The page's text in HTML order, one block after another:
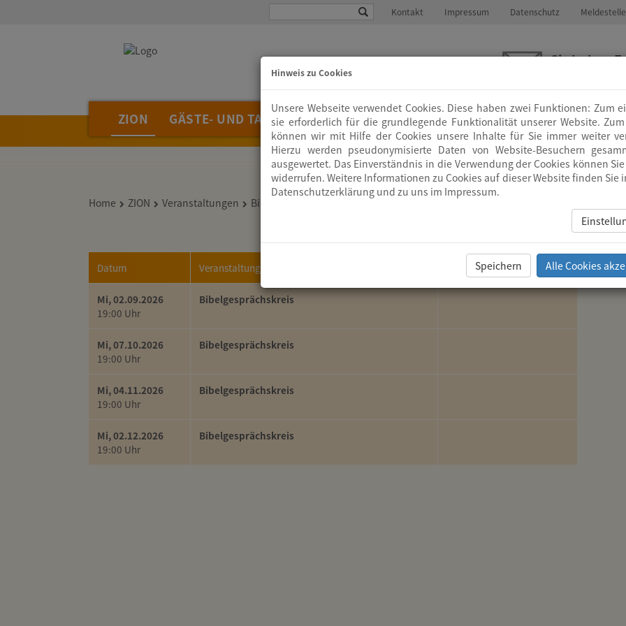
Kontakt Impressum Datenschutz
Sie haben
ZION GÄSTE- UND TAGUNGSHAUS GEMEINDEARBEIT ALTENHILFE
Home ZION Veranstaltungen Bibelgesprächskreis
Datum Veranstaltung Leiter(in) / Referent(in)
Mi, 02.09.2026
19:00 Uhr
Bibelgesprächskreis
Mi, 07.10.2026
19:00 Uhr
Bibelgesprächskreis
Mi, 04.11.2026
19:00 Uhr
Bibelgesprächskreis
Mi, 02.12.2026
19:00 Uhr
Bibelgesprächskreis
Hinweis zu Cookies
Unsere Webseite verwendet Cookies. Diese haben zwei Funktionen: Zum
sie erforderlich für die grundlegende Funktionalität unserer Website.
können wir mit Hilfe der Cookies unsere Inhalte für Sie immer weiter
Hierzu werden pseudonymisierte Daten von Website-Besuchern
ausgewertet. Das Einverständnis in die Verwendung der Cookies können
widerrufen. Weitere Informationen zu Cookies auf dieser Website finden Sie
Datenschutzerklärung und zu uns im Impressum.
Speichern Alle Cookies